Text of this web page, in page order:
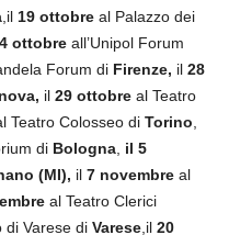
,il 19 ottobre al Palazzo dei
ottobre all’Unipol Forum
Forum di Firenze, il 28
il 29 ottobre al Teatro
Teatro Colosseo di Torino
di Bologna il 5
(MI), il 7 novembre al
al Teatro Clerici
di Varese di Varese ,il 20